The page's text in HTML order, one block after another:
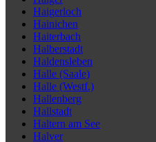
Haigerloch
Hainichen
Haiterbach
Halberstadt
Haldensleben
Halle (Saale)
Halle (Westf.)
Hallenberg
Hallstadt
Haltern am See
Halver